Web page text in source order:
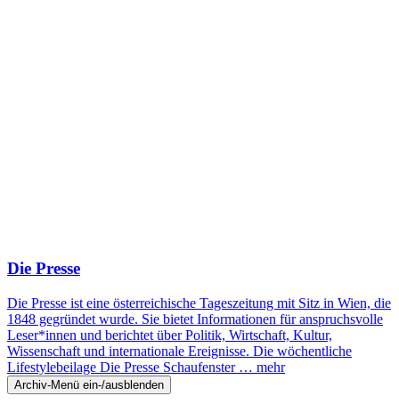
Die Presse
Die Presse ist eine österreichische Tageszeitung mit Sitz in Wien, die
1848 gegründet wurde. Sie bietet Informationen für anspruchsvolle
Leser*innen und berichtet über Politik, Wirtschaft, Kultur,
Wissenschaft und internationale Ereignisse. Die wöchentliche
Lifestylebeilage Die Presse Schaufenster … mehr
Archiv-Menü ein-/ausblenden